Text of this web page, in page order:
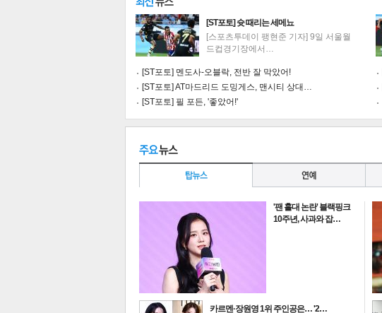
[ST포토] 슛 때리는 세메뇨
[스포츠투데이 팽현준 기자] 9일 서울월
드컵경기장에서…
[ST포토] 멘도사-오블락, 전반 잘 막았어!
[ST포토] AT마드리드 도밍게스, 맨시티 상대…
[ST포토] 필 포든, '좋았어!'
'팬 홀대 논란' 블랙핑크
10주년, 사과와 잡…
카르멘·장원영 1위 주인공은… '2…